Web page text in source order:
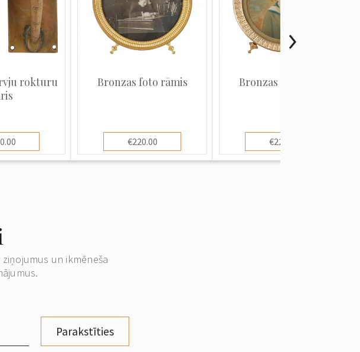
rokturu
Bronzas foto rāmis
€220.00
Bronzas foto rāmis
€220.00
un ikmēneša
Parakstīties